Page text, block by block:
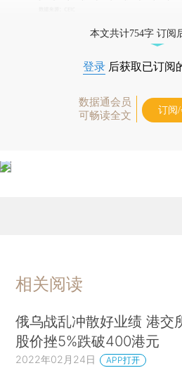
本文共计754字 订阅
登录 后获取已订阅
数据通会员
可畅读全文
订阅
相关阅读
俄乌战乱冲散好业绩 港交
股价挫5%跌破400港元
2022年02月24日 APP打开